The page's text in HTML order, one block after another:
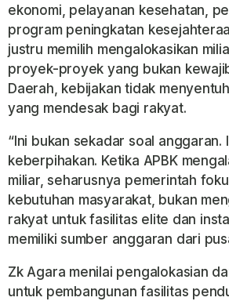
ekonomi, pelayanan kesehatan,
program peningkatan
justru memilih mengalokasikan
proyek-proyek yang bukan
Daerah, kebijakan tidak
yang mendesak bagi rakyat.
“Ini bukan sekadar soal anggaran.
keberpihakan. Ketika APBK
miliar, seharusnya pemerintah
kebutuhan masyarakat, bukan
rakyat untuk fasilitas elite dan
memiliki sumber anggaran dari
Zk Agara menilai pengalokasian
untuk pembangunan fasilitas